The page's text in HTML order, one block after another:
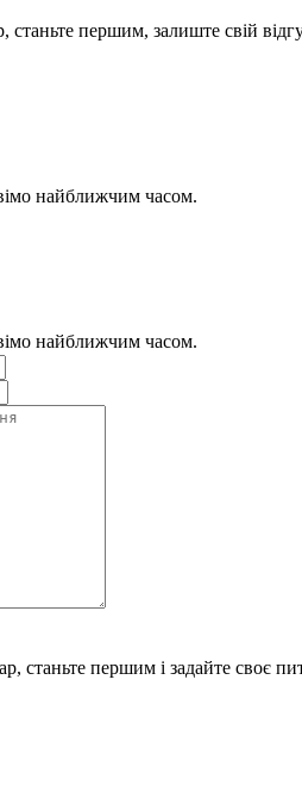
станьте першим, залиште свій
найближчим часом.
найближчим часом.
станьте першим і задайте своє